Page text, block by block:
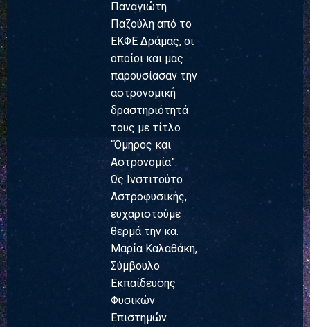
Παναγιώτη
Παζούλη από το
ΕΚΦΕ Δράμας, οι
οποίοι και μας
παρουσίασαν την
αστρονομική
δραστηριότητά
τους με τίτλο
“Όμηρος και
Αστρονομία”.
Ως Ινστιτούτο
Αστροφυσικής,
ευχαριστούμε
θερμά την κα.
Μαρία Καλαθάκη,
Σύμβουλο
Εκπαίδευσης
Φυσικών
Επιστημών